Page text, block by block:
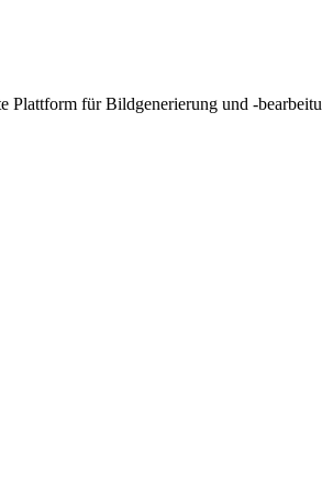
für Bildgenerierung und -